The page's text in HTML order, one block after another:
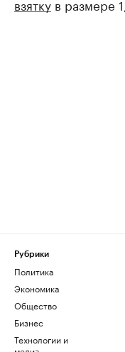
взятку в размере
Рубрики
Политика
Экономика
Общество
Бизнес
Технологии и